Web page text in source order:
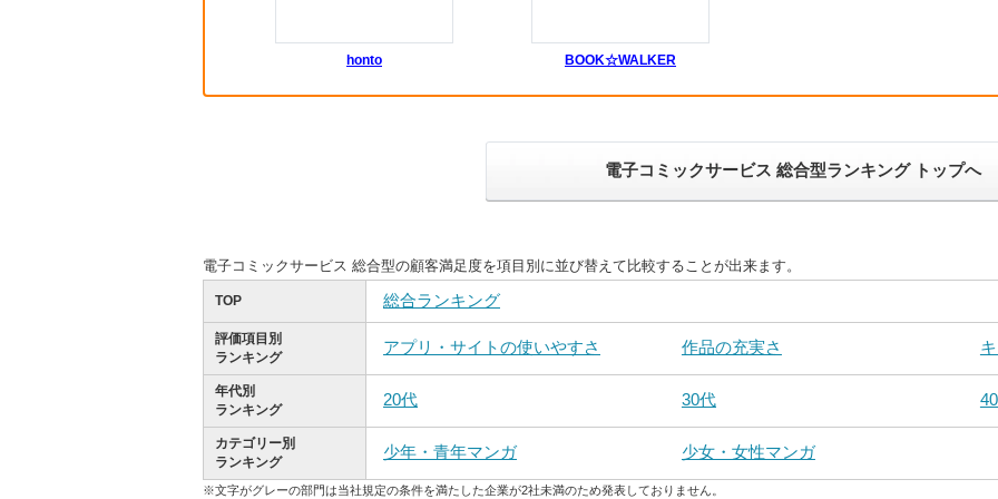
honto BOOK☆WALKER
電子コミックサービス 総合型ランキング トップへ
電子コミックサービス 総合型の顧客満足度を項目別に並び替えて比較することが出来ます。
TOP 総合ランキング
評価項目別
ランキング
アプリ・サイトの使いやすさ 作品の充実さ
年代別
ランキング
20代 30代
カテゴリー別
ランキング
少年・青年マンガ 少女・女性マンガ
※文字がグレーの部門は当社規定の条件を満たした企業が2社未満のため発表しておりません。